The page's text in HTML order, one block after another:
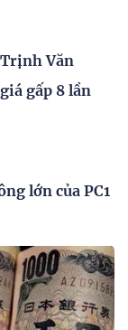
Văn
gấp 8 lần
lớn của PC1